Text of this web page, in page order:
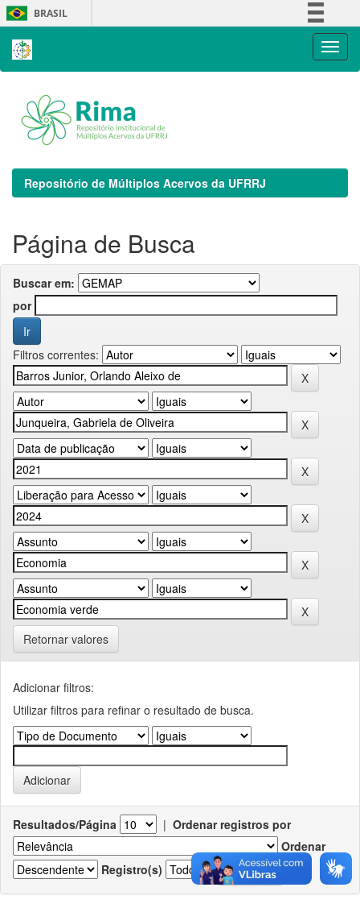
Skip
navigation
BRASIL
Repositório de Múltiplos Acervos da UFRRJ
Página de Busca
Buscar em:
por
Filtros correntes:
Retornar valores
Adicionar filtros:
Utilizar filtros para refinar o resultado de busca.
Resultados/Página | Ordenar registros por
Ordenar
Registro(s)